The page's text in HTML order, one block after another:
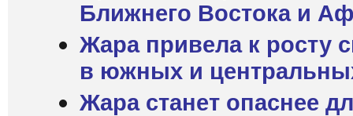
Ближнего Востока и
Жара привела к росту
в южных и
Жара станет опаснее